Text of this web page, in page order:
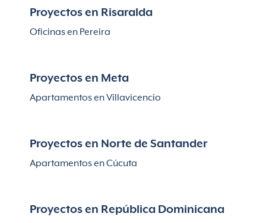
Proyectos en Risaralda
Oficinas en Pereira
Proyectos en Meta
Apartamentos en Villavicencio
Proyectos en Norte de Santander
Apartamentos en Cúcuta
Proyectos en República Dominicana